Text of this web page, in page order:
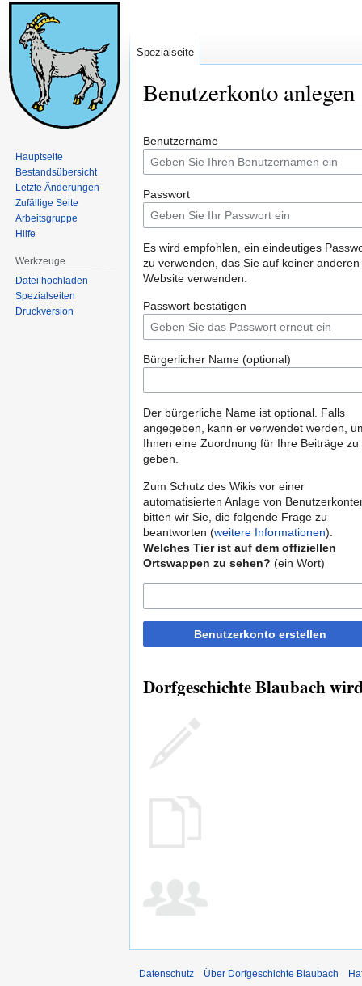
Benutzerkonto anlegen
Navigation
springen
Suche
springen
Benutzername
Passwort
Es wird empfohlen, ein eindeutiges
zu verwenden, das Sie auf keiner anderen
Website verwenden.
Passwort bestätigen
Bürgerlicher Name (optional)
Der bürgerliche Name ist optional. Falls
angegeben, kann er verwendet werden,
Ihnen eine Zuordnung für Ihre Beiträge zu
geben.
Zum Schutz des Wikis vor einer
automatisierten Anlage von
bitten wir Sie, die folgende Frage zu
beantworten (weitere Informationen):
Welches Tier ist auf dem offiziellen
Ortswappen zu sehen? (ein Wort)
Benutzerkonto erstellen
Dorfgeschichte Blaubach
Spezialseite
Hauptseite
Bestandsübersicht
Letzte Änderungen
Zufällige Seite
Arbeitsgruppe
Hilfe
Werkzeuge
Datei hochladen
Spezialseiten
Druckversion
Datenschutz Über Dorfgeschichte Blaubach